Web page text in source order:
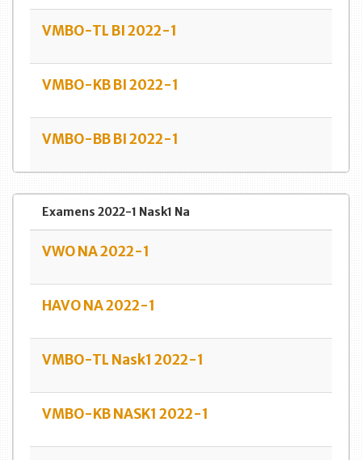
VMBO-TL BI 2022-1
VMBO-KB BI 2022-1
VMBO-BB BI 2022-1
Examens 2022-1 Nask1 Na
VWO NA 2022-1
HAVO NA 2022-1
VMBO-TL Nask1 2022-1
VMBO-KB NASK1 2022-1